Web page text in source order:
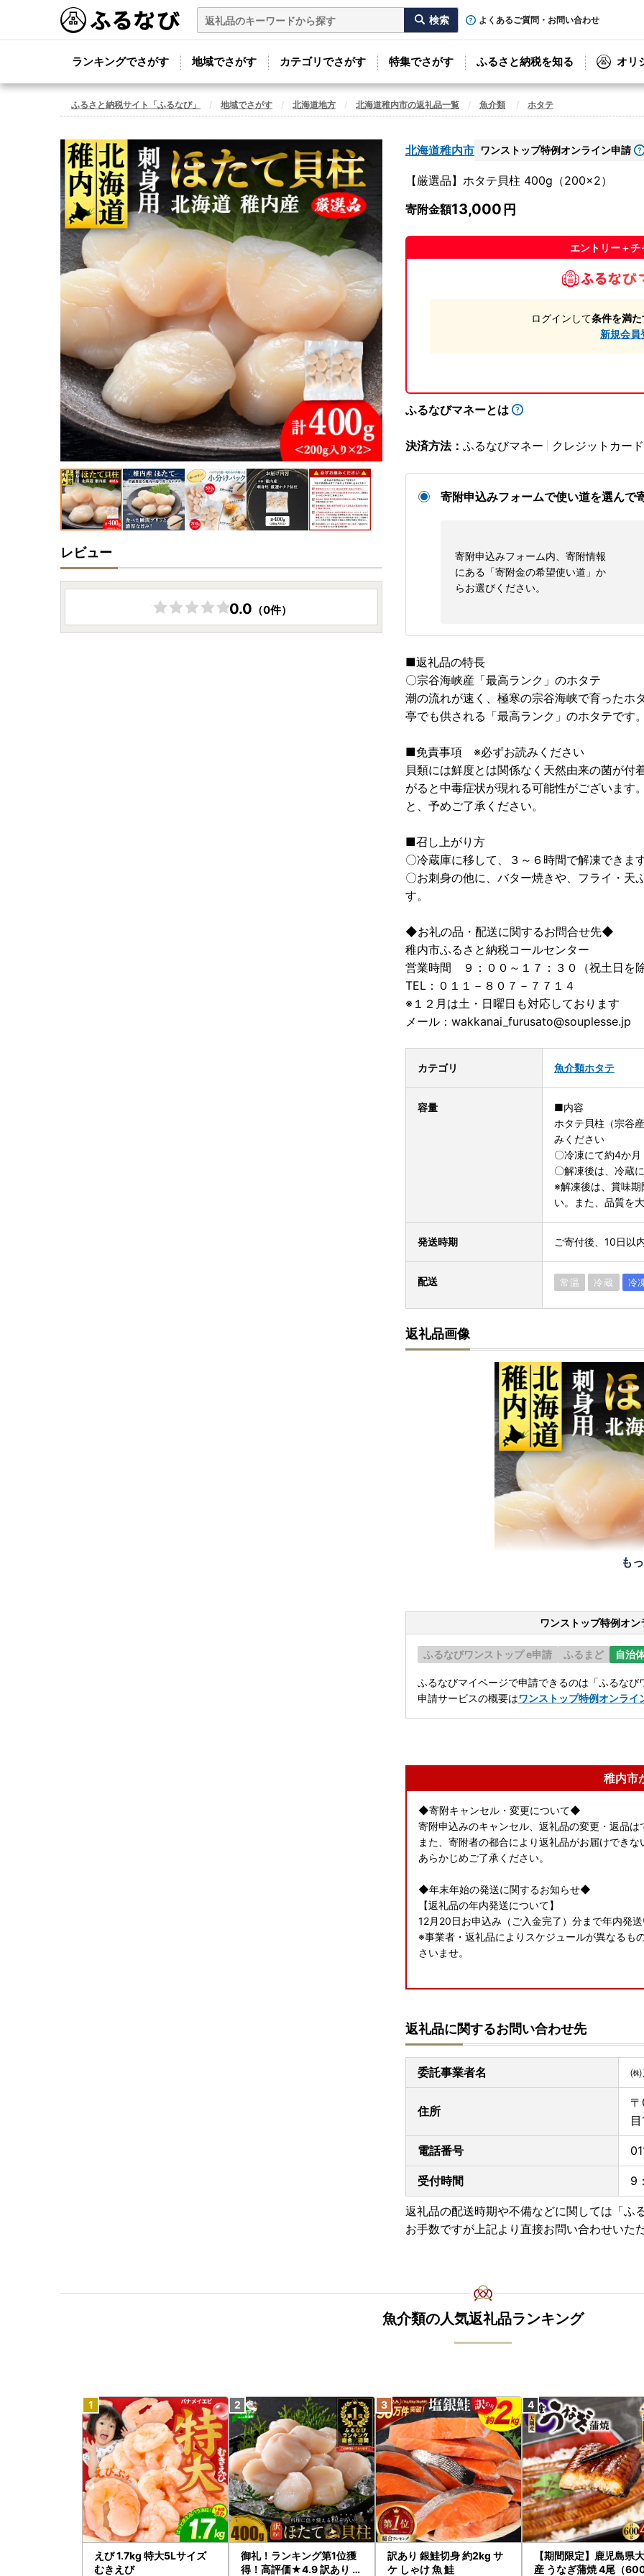
よくあるご質問・お問い合わせ
ランキングでさがす 地域でさがす カテゴリでさがす 特集でさがす ふるさと納税を知る オリ
ふるさと納税サイト「ふるなび」 地域でさがす 北海道地方 北海道稚内市の返礼品一覧 魚介類 ホタテ
北海道稚内市 ワンストップ特例オンライン申請
【厳選品】ホタテ貝柱 400g（200×2）
寄附金額13,000
エントリー＋
ログインして条件を満
新規会員
ふるなびマネーとは
決済方法： ふるなびマネー クレジットカード
寄附申込みフォームで使い道を選んで
寄附申込みフォーム内、寄附情報
にある「寄附金の希望使い道」か
らお選びください。
■返礼品の特長
〇宗谷海峡産「最高ランク」のホタテ
潮の流れが速く、極寒の宗谷海峡で育ったホ
亭でも供される「最高ランク」のホタテです
■免責事項 ※必ずお読みください
貝類には鮮度とは関係なく天然由来の菌が
がると中毒症状が現れる可能性がございます
と、予めご了承ください。
■召し上がり方
〇冷蔵庫に移して、３～６時間で解凍できま
〇お刺身の他に、バター焼きや、フライ・天
す。
◆お礼の品・配送に関するお問合せ先◆
稚内市ふるさと納税コールセンター
営業時間 ９：００～１７：３０（祝土日を
TEL：０１１－８０７－７７１４
※１２月は土・日曜日も対応しております
メール：wakkanai_furusato@souplesse.jp
カテゴリ 魚介類ホタテ
容量
■内容
ホタテ貝柱（宗谷
みください
〇冷凍にて約4か月
〇解凍後は、冷蔵
※解凍後は、賞味
い。また、品質を
発送時期 ご寄付後、10日以
配送 常温 冷蔵 冷
返礼品画像
も
ワンストップ特例オン
ふるなびワンストップ e申請 ふるまど 自治
ふるなびマイページで申請できるのは「ふるな
申請サービスの概要はワンストップ特例オンライ
稚内市
◆寄附キャンセル・変更について◆
寄附申込みのキャンセル、返礼品の変更・返品は
また、寄附者の都合により返礼品がお届けでき
あらかじめご了承ください。
◆年末年始の発送に関するお知らせ◆
【返礼品の年内発送について】
12月20日お申込み（ご入金完了）分まで年内発
※事業者・返礼品によりスケジュールが異なるも
さいませ。
返礼品に関するお問い合わせ先
委託事業者名
住所
電話番号
受付時間 9
返礼品の配送時期や不備などに関しては「ふ
お手数ですが上記より直接お問い合わせいた
レビュー
0.0 （0件）
魚介類の人気返礼品ランキング
えび 1.7kg 特大5Lサイズ
むきえび
御礼！ランキング第1位獲
得！高評価★4.9 訳あり ホ
訳あり 銀鮭切身 約2kg サ
ケ しゃけ 魚 鮭
【期間限定】鹿児島県
産 うなぎ蒲焼 4尾（